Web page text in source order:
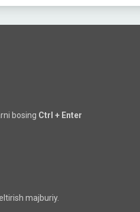
bosing Ctrl + Enter
majburiy.